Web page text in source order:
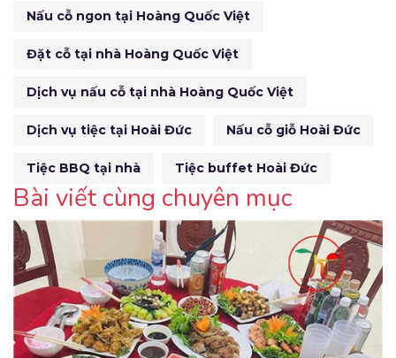
Nấu cỗ ngon tại Hoàng Quốc Việt
Đặt cỗ tại nhà Hoàng Quốc Việt
Dịch vụ nấu cỗ tại nhà Hoàng Quốc Việt
Dịch vụ tiệc tại Hoài Đức Nấu cỗ giỗ Hoài Đức
Tiệc BBQ tại nhà Tiệc buffet Hoài Đức
Bài viết cùng chuyên mục